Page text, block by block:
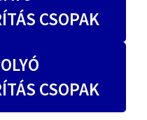
CSOPAK
CSOPAK